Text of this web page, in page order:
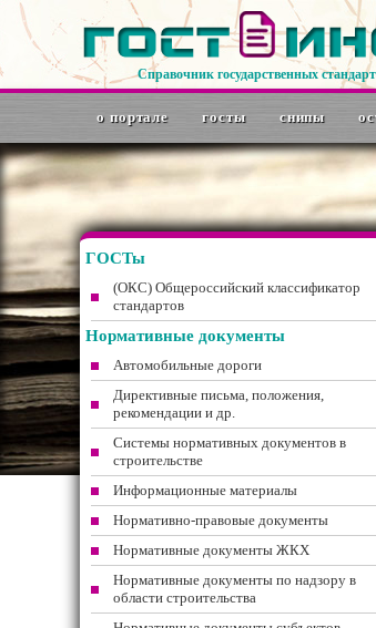
Справочник государственных
о портале госты снипы
ГОСТы
(ОКС) Общероссийский классификатор
стандартов
Нормативные документы
Автомобильные дороги
Директивные письма, положения,
рекомендации и др.
Системы нормативных документов в
строительстве
Информационные материалы
Нормативно-правовые документы
Нормативные документы ЖКХ
Нормативные документы по надзору в
области строительства